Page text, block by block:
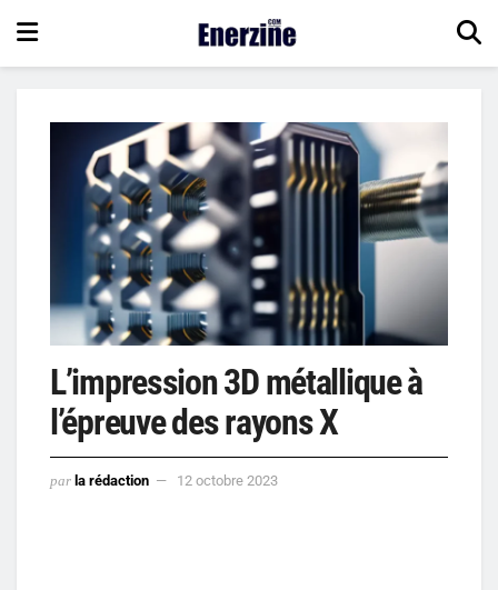
L’impression 3D métallique à
l’épreuve des rayons X
par la rédaction 12 octobre 2023